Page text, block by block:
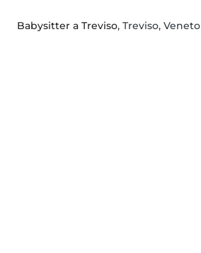
Babysitter a Treviso, Treviso, Veneto